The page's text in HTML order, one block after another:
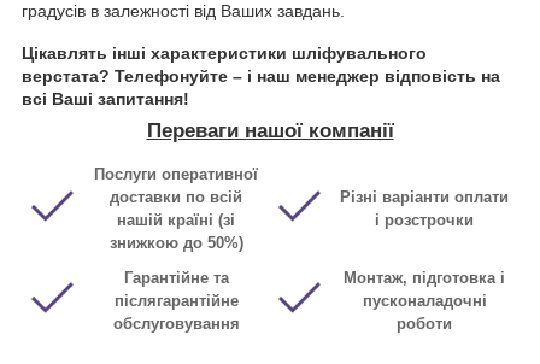
градусів в залежності від Ваших завдань.
Цікавлять інші характеристики шліфувального
верстата? Телефонуйте – і наш менеджер відповість на
всі Ваші запитання!
Переваги нашої компанії
Послуги оперативної
доставки по всій
нашій країні (зі
знижкою до 50%)
Різні варіанти оплати
і розстрочки
Гарантійне та
післягарантійне
обслуговування
Монтаж, підготовка і
пусконаладочні
роботи